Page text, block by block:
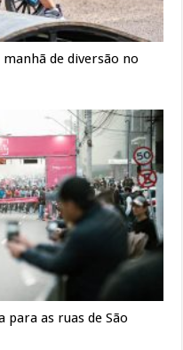
de diversão no
para as ruas de São